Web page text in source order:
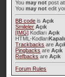
Youmay not post
Youmay not edit
BB code isAçık
Smileler Açık
[IMG] KodlarıAçık
HTML-KodlarıKapalı
Trackbacks are
Pingbacks areAçık
Refbacks areAçık
Forum Rules